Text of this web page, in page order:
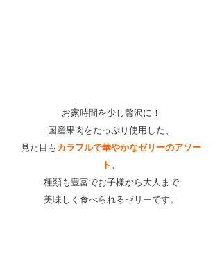
お家時間を少し贅沢に！
国産果肉をたっぷり使用した、
見た目もカラフルで華やかなゼリーのアソー
ト。
種類も豊富でお子様から大人まで
美味しく食べられるゼリーです。